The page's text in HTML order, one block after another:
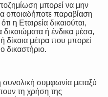
μπορεί να μην
οποιαδήποτε παραβίαση
η Εταιρεία δικαιούται,
ή ένδικα μέσα,
δίκαια μέτρα που μπορεί
δικαστήριο.
συμφωνία μεταξύ
τη χρήση της